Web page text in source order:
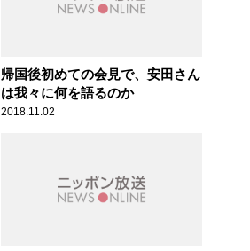
帰国後初めての会見で、安田さん
は我々に何を語るのか
2018.11.02